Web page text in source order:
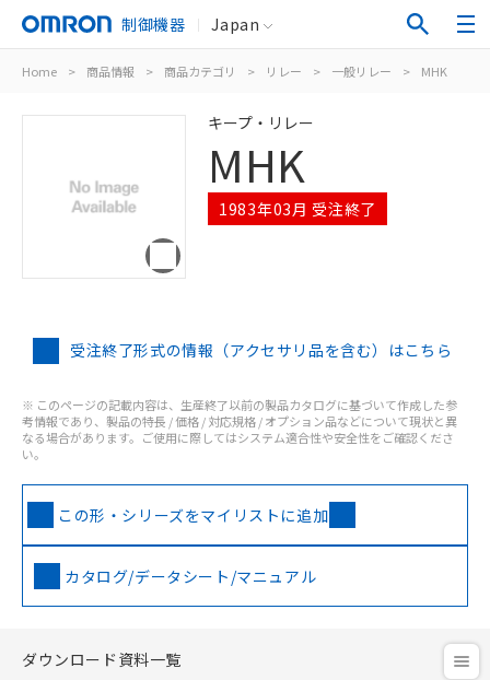
制御機器 Japan
Home > 商品情報 > 商品カテゴリ > リレー > 一般リレー > MHK
キープ・リレー
MHK
1983年03月 受注終了
受注終了形式の情報（アクセサリ品を含む）はこちら
※ このページの記載内容は、生産終了以前の製品カタログに基づいて作成した参
考情報であり、製品の特長 / 価格 / 対応規格 / オプション品などについて現状と異
なる場合があります。ご使用に際してはシステム適合性や安全性をご確認くださ
い。
この形・シリーズをマイリストに追加
カタログ/データシート/マニュアル
ダウンロード資料一覧